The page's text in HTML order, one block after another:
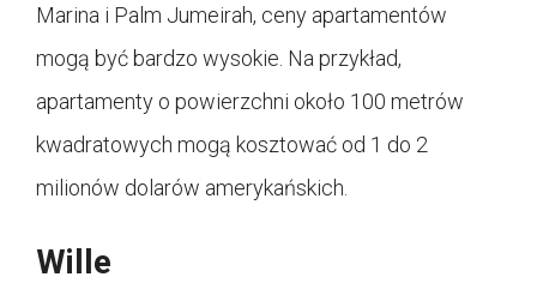
Marina i Palm Jumeirah, ceny apartamentów
mogą być bardzo wysokie. Na przykład,
apartamenty o powierzchni około 100 metrów
kwadratowych mogą kosztować od 1 do 2
milionów dolarów amerykańskich.
Wille